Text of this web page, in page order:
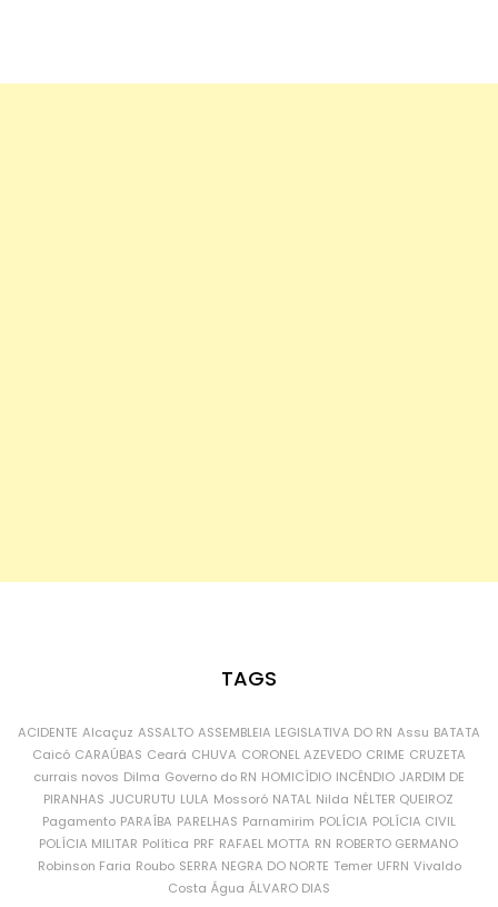
TAGS
ACIDENTE Alcaçuz ASSALTO ASSEMBLEIA LEGISLATIVA DO RN Assu BATATA
Caicó CARAÚBAS Ceará CHUVA CORONEL AZEVEDO CRIME CRUZETA
currais novos Dilma Governo do RN HOMICÍDIO INCÊNDIO JARDIM DE
PIRANHAS JUCURUTU LULA Mossoró NATAL Nilda NÉLTER QUEIROZ
Pagamento PARAÍBA PARELHAS Parnamirim POLÍCIA POLÍCIA CIVIL
POLÍCIA MILITAR Política PRF RAFAEL MOTTA RN ROBERTO GERMANO
Robinson Faria Roubo SERRA NEGRA DO NORTE Temer UFRN Vivaldo
Costa Água ÁLVARO DIAS